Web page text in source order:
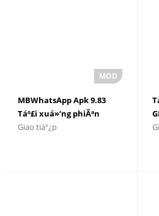
MBWhatsApp Apk 9.83
Táº£i xuá»‘ng phiÃªn
báº£n má»›i nháº¥t 2025
Giao tiáº¿p